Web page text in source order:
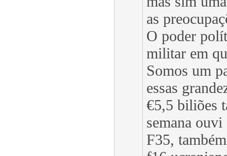
as
O poder
militar em
Somos um
essas
€5,5 biliões
semana
F35,